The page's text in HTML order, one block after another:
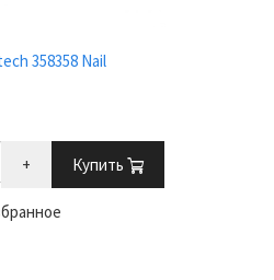
358358 Nail
+ Купить